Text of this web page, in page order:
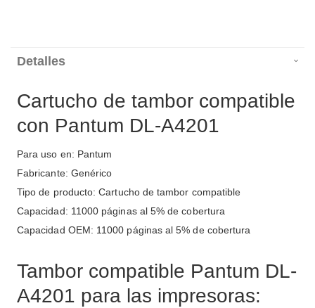
Detalles
Cartucho de tambor compatible
con Pantum DL-A4201
Para uso en: Pantum
Fabricante: Genérico
Tipo de producto: Cartucho de tambor compatible
Capacidad: 11000 páginas al 5% de cobertura
Capacidad OEM: 11000 páginas al 5% de cobertura
Tambor compatible Pantum DL-
A4201 para las impresoras: